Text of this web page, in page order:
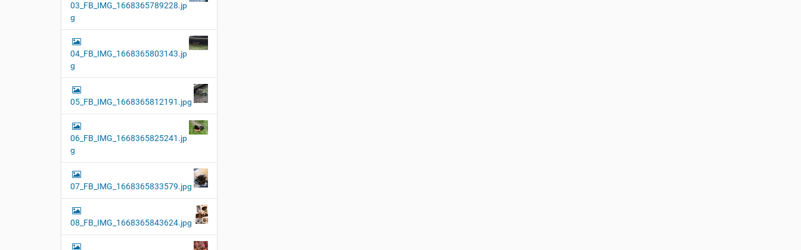
03_FB_IMG_1668365789228.jp
g
04_FB_IMG_1668365803143.jp
g
05_FB_IMG_1668365812191.jpg
06_FB_IMG_1668365825241.jp
g
07_FB_IMG_1668365833579.jpg
08_FB_IMG_1668365843624.jpg